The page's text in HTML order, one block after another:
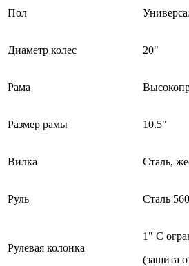
Пол
Диаметр колес 20"
Рама
Размер рамы 10.5"
Вилка Сталь,
Руль Сталь
Рулевая колонка
1" С
(защита